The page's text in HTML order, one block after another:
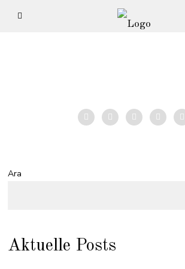
Ara
Aktuelle Posts